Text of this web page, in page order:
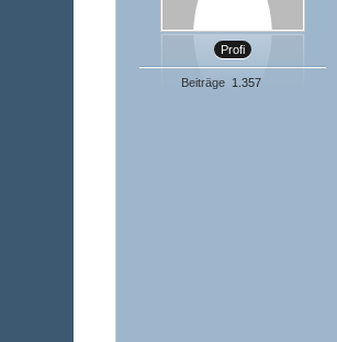
Profi
Beiträge 1.357